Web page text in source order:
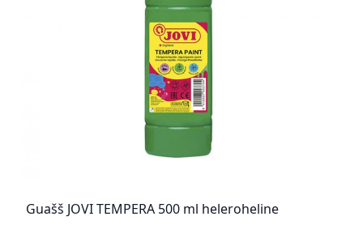
Guašš JOVI TEMPERA 500 ml heleroheline